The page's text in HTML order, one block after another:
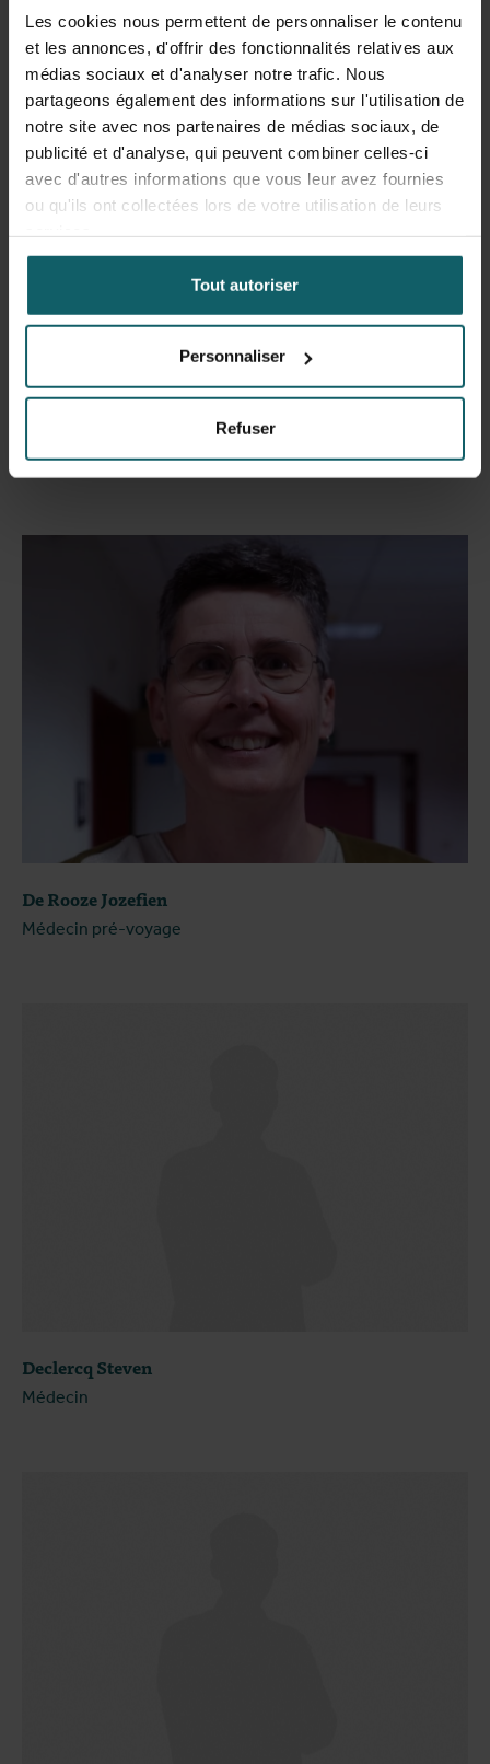
Les cookies nous permettent de personnaliser le contenu
et les annonces, d'offrir des fonctionnalités relatives aux
médias sociaux et d'analyser notre trafic. Nous
partageons également des informations sur l'utilisation de
notre site avec nos partenaires de médias sociaux, de
publicité et d'analyse, qui peuvent combiner celles-ci
avec d'autres informations que vous leur avez fournies
ou qu'ils ont collectées lors de votre utilisation de leurs
Tout autoriser
Personnaliser
Refuser
Médecin pré-voyage
De Rooze Jozefien
Médecin pré-voyage
Declercq Steven
Médecin